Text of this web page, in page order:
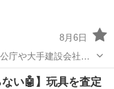
8月6日
庁や大手建設会社と
やすい！ ✅希望に合
ない🤖】玩具を査定